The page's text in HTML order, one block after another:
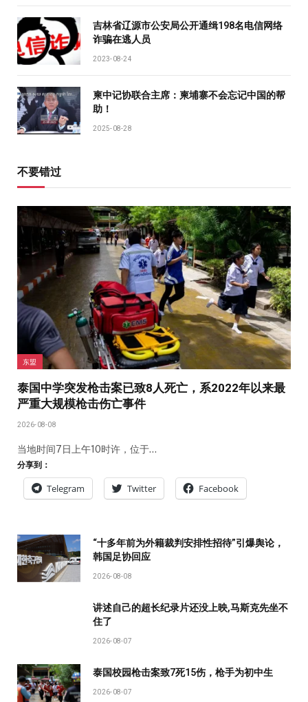
吉林省辽源市公安局公开通缉198名电信网络
诈骗在逃人员
2023-08-24
柬中记协联合主席：柬埔寨不会忘记中国的帮
助！
2025-08-28
不要错过
东盟
泰国中学突发枪击案已致8人死亡，系2022年以来最
严重大规模枪击伤亡事件
2026-08-08
当地时间7日上午10时许，位于…
分享到：
Telegram Twitter Facebook
“十多年前为外籍裁判安排性招待”引爆舆论，
韩国足协回应
2026-08-08
讲述自己的超长纪录片还没上映,马斯克先坐不
住了
2026-08-07
泰国校园枪击案致7死15伤，枪手为初中生
2026-08-07